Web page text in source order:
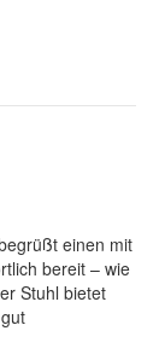
einen mit
bereit – wie
Stuhl bietet